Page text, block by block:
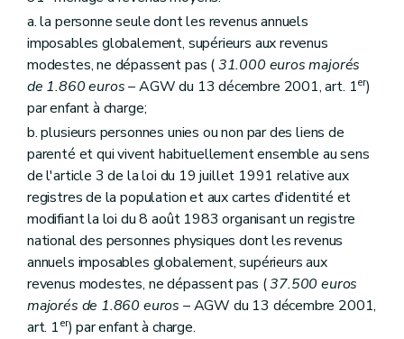
Art.208
Titre
Mise en œuvre des dispositions de la Directive 2006/123/CE du Parlement européen et du Conseil du 12 décembre 2006 relative aux services dans le marché intérieur
Art.209
a. la personne seule dont les revenus annuels
imposables globalement, supérieurs aux revenus
modestes, ne dépassent pas (31.000 euros majorés
de 1.860 euros– AGW du 13 décembre 2001, art. 1er)
par enfant à charge;
b. plusieurs personnes unies ou non par des liens de
parenté et qui vivent habituellement ensemble au sens
de l'article 3 de la loi du 19 juillet 1991 relative aux
registres de la population et aux cartes d'identité et
modifiant la loi du 8 août 1983 organisant un registre
national des personnes physiques dont les revenus
annuels imposables globalement, supérieurs aux
revenus modestes, ne dépassent pas (37.500 euros
majorés de 1.860 euros – AGW du 13 décembre 2001,
art. 1er) par enfant à charge.